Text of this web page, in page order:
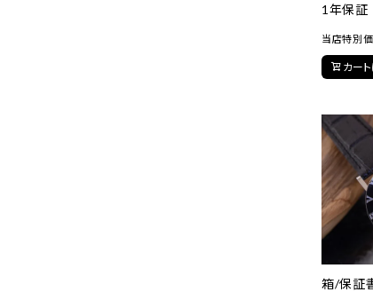
1年保証
当店特別
カー
箱/保証